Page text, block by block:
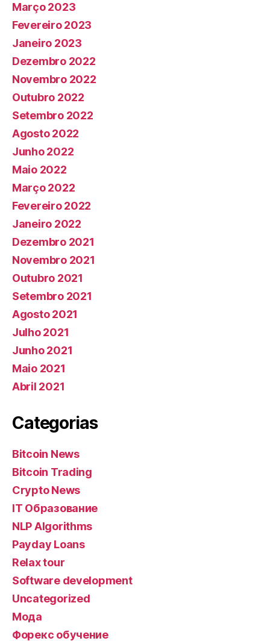
Março 2023
Fevereiro 2023
Janeiro 2023
Dezembro 2022
Novembro 2022
Outubro 2022
Setembro 2022
Agosto 2022
Junho 2022
Maio 2022
Março 2022
Fevereiro 2022
Janeiro 2022
Dezembro 2021
Novembro 2021
Outubro 2021
Setembro 2021
Agosto 2021
Julho 2021
Junho 2021
Maio 2021
Abril 2021
Categorias
Bitcoin News
Bitcoin Trading
Crypto News
IT Образование
NLP Algorithms
Payday Loans
Relax tour
Software development
Uncategorized
Мода
Форекс обучение